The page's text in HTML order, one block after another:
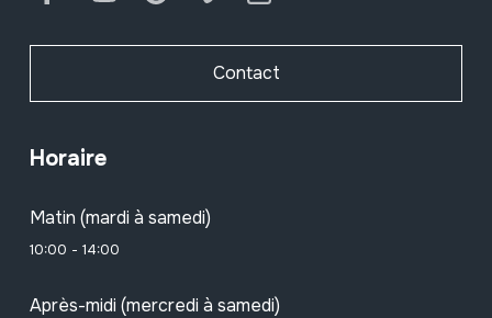
Contact
Horaire
Matin (mardi à samedi)
10:00 - 14:00
Après-midi (mercredi à samedi)